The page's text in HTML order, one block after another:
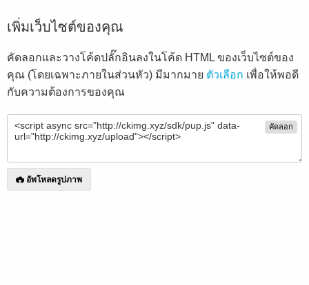
เพิ่มเว็บไซต์ของคุณ
คัดลอกและวางโค้ดปลั๊กอินลงในโค้ด HTML ของเว็บไซต์ของ
คุณ (โดยเฉพาะภายในส่วนหัว) มีมากมาย ตัวเลือก เพื่อให้พอดี
กับความต้องการของคุณ
คัดลอก
อัพโหลดรูปภาพ